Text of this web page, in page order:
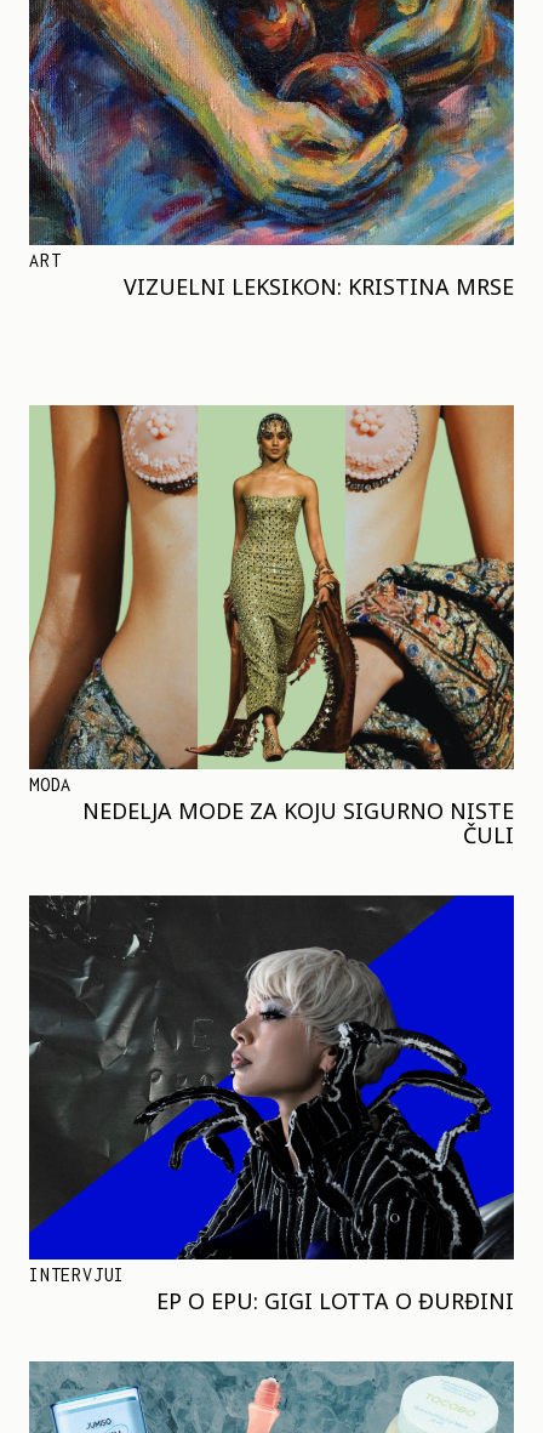
ART
VIZUELNI LEKSIKON: KRISTINA MRSE
MODA
NEDELJA MODE ZA KOJU SIGURNO NISTE
ČULI
INTERVJUI
EP O EPU: GIGI LOTTA O ĐURĐINI